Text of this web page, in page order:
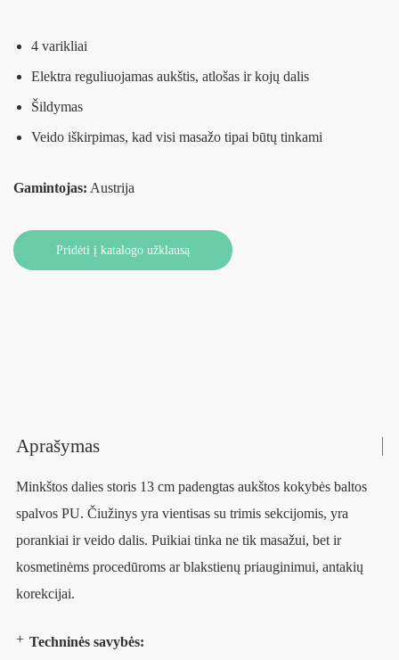
4 varikliai
Elektra reguliuojamas aukštis, atlošas ir kojų dalis
Šildymas
Veido iškirpimas, kad visi masažo tipai būtų tinkami
Gamintojas: Austrija
Pridėti į katalogo užklausą
Aprašymas
Minkštos dalies storis 13 cm padengtas aukštos kokybės baltos
spalvos PU. Čiužinys yra vientisas su trimis sekcijomis, yra
porankiai ir veido dalis. Puikiai tinka ne tik masažui, bet ir
kosmetinėms procedūroms ar blakstienų priauginimui, antakių
korekcijai.
Techninės savybės: